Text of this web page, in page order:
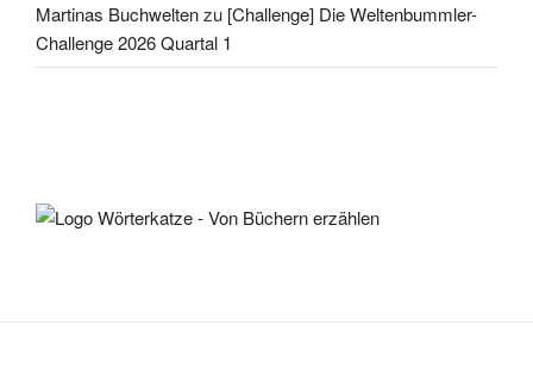
Martinas Buchweltenzu [Challenge] Die Weltenbummler-
Challenge 2026 Quartal 1